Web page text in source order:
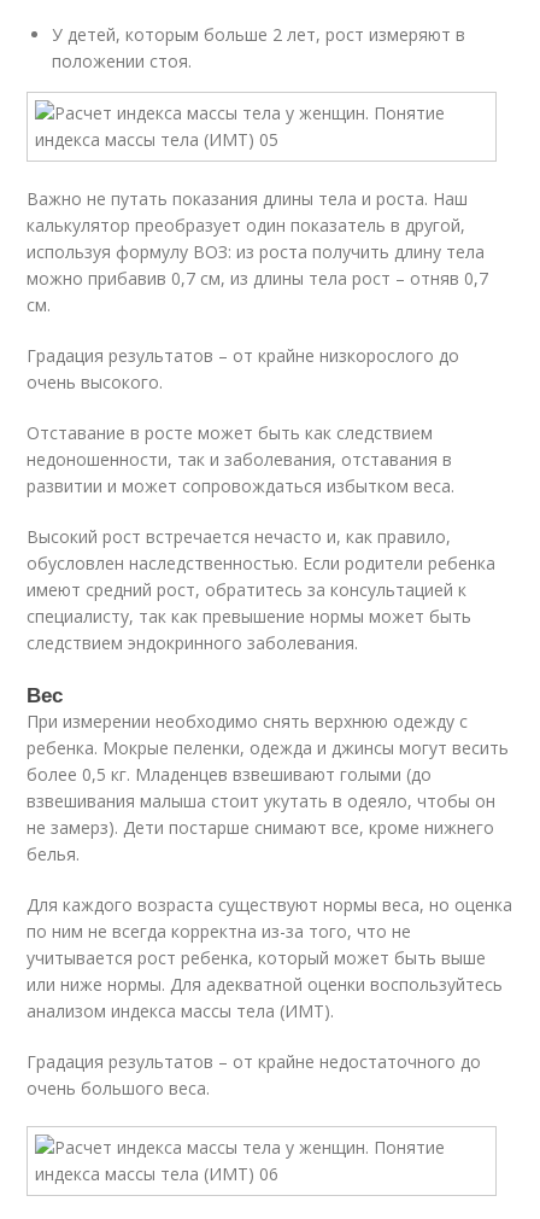
У детей, которым больше 2 лет, рост измеряют в
положении стоя.
Важно не путать показания длины тела и роста. Наш
калькулятор преобразует один показатель в другой,
используя формулу ВОЗ: из роста получить длину тела
можно прибавив 0,7 см, из длины тела рост – отняв 0,7
см.
Градация результатов – от крайне низкорослого до
очень высокого.
Отставание в росте может быть как следствием
недоношенности, так и заболевания, отставания в
развитии и может сопровождаться избытком веса.
Высокий рост встречается нечасто и, как правило,
обусловлен наследственностью. Если родители ребенка
имеют средний рост, обратитесь за консультацией к
специалисту, так как превышение нормы может быть
следствием эндокринного заболевания.
Вес
При измерении необходимо снять верхнюю одежду с
ребенка. Мокрые пеленки, одежда и джинсы могут весить
более 0,5 кг. Младенцев взвешивают голыми (до
взвешивания малыша стоит укутать в одеяло, чтобы он
не замерз). Дети постарше снимают все, кроме нижнего
белья.
Для каждого возраста существуют нормы веса, но оценка
по ним не всегда корректна из-за того, что не
учитывается рост ребенка, который может быть выше
или ниже нормы. Для адекватной оценки воспользуйтесь
анализом индекса массы тела (ИМТ).
Градация результатов – от крайне недостаточного до
очень большого веса.